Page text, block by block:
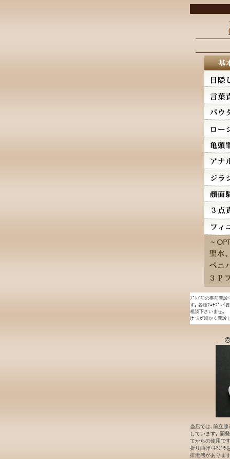
ﾌﾟﾚｲ前の事前問診
す｡ 各種ﾌｪﾁﾌﾟﾚｲ
相談下さいませ｡
(ﾅｰｽが細かく問診
◎
当店では､前立腺
しています｡ 開
てからの使用で
折り曲げｴﾈﾏｸﾞﾗ
排泄感がありま